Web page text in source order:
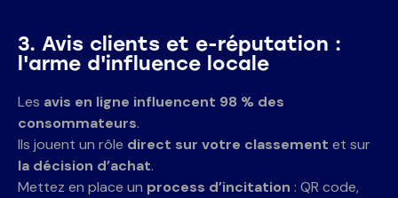
3. Avis clients et e-réputation :
l'arme d'influence locale
Les avis en ligne influencent 98 % des
consommateurs.
Ils jouent un rôle direct sur votre classement et sur
la décision d’achat.
Mettez en place un process d’incitation : QR code,